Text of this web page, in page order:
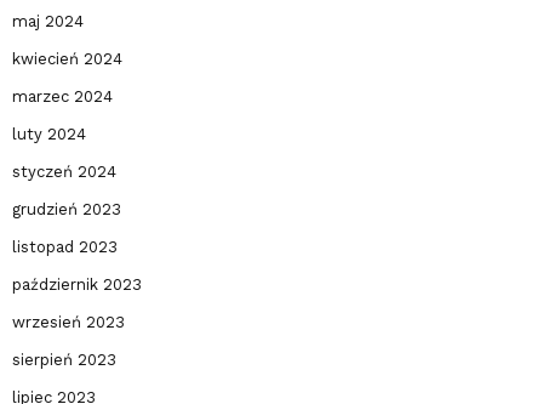
maj 2024
kwiecień 2024
marzec 2024
luty 2024
styczeń 2024
grudzień 2023
listopad 2023
październik 2023
wrzesień 2023
sierpień 2023
lipiec 2023